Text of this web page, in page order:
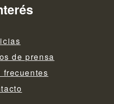
de prensa
frecuentes